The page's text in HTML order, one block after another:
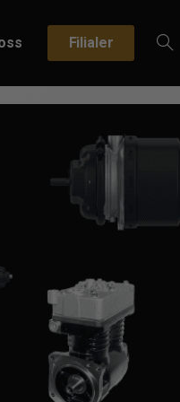
Filialer